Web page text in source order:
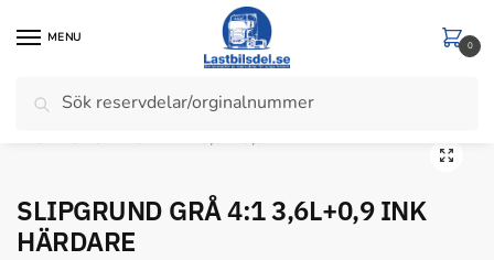
MENU
efter:
0
Hem Färg & Spackel / SLIPGRUND/FILLER / SLIPGRUND GRÅ 4:1 3,6L+0,9 INK HÄRDARE
SLIPGRUND GRÅ 4:1 3,6L+0,9 INK
HÄRDARE